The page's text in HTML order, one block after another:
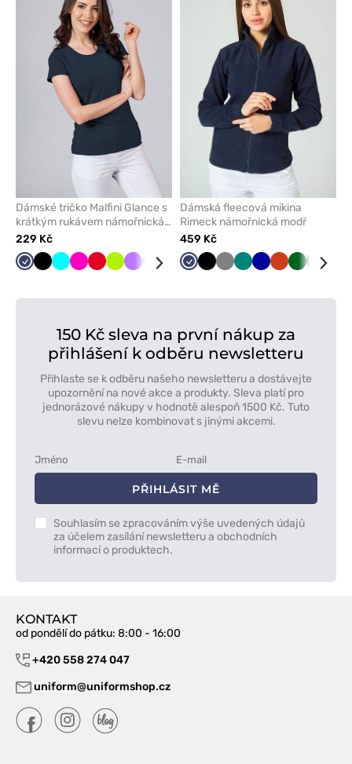
Dámské tričko Malfini Glance s
krátkým rukávem námořnická
modř
229 Kč
Námořnická
ČernáTyrkysová
Malinová
ČervenáLimetková
FialováMátová
ŠedáKaraibsky
Bílá
Dámská fleecová mikina
Rimeck námořnická modř
459 Kč
Námořnická
ČernáŠedáZelenáTmavěOranžová
Tmavě
150 Kč sleva na první nákup za
přihlášení k odběru newsletteru
Přihlaste se k odběru našeho newsletteru a dostávejte
upozornění na nové akce a produkty. Sleva platí pro
jednorázové nákupy v hodnotě alespoň 1500 Kč. Tuto
slevu nelze kombinovat s jinými akcemi.
PŘIHLÁSIT MĚ
Souhlasím se zpracováním výše uvedených údajů
za účelem zasílání newsletteru a obchodních
informací o produktech.
KONTAKT
od pondělí do pátku: 8:00 - 16:00
+420 558 274 047
uniform@uniformshop.cz